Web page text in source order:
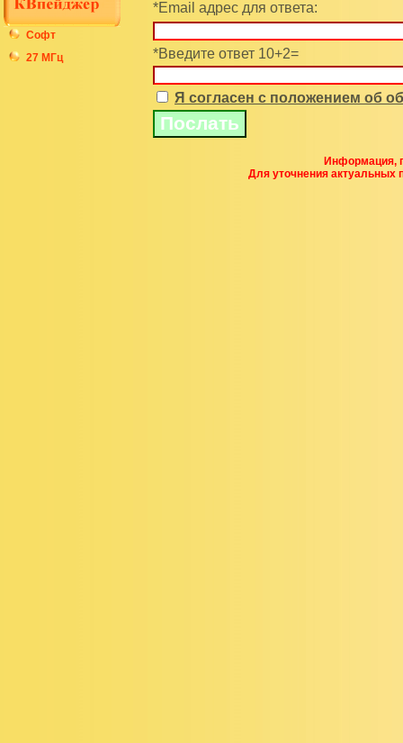
Софт
27 МГц
*Email адрес для ответа:
*Введите ответ 10+2=
Я согласен с положением об
Информация,
Для уточнения актуальных